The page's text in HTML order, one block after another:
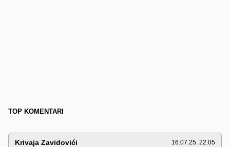
TOP KOMENTARI
Krivaja Zavidovići 16.07.25. 22:05